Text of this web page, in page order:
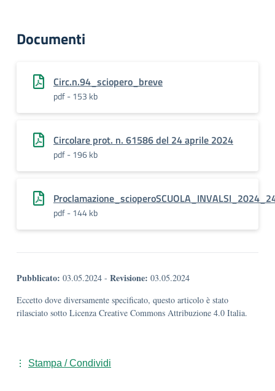
Documenti
Circ.n.94_sciopero_breve
pdf - 153 kb
Circolare prot. n. 61586 del 24 aprile 2024
pdf - 196 kb
pdf - 144 kb
Pubblicato: 03.05.2024 - Revisione: 03.05.2024
Eccetto dove diversamente specificato, questo articolo è stato
rilasciato sotto Licenza Creative Commons Attribuzione 4.0 Italia.
Stampa / Condividi